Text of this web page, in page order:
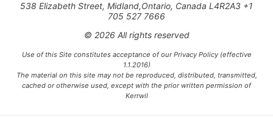
538 Elizabeth Street, Midland,Ontario, Canada L4R2A3 +1
705 527 7666
© 2026 All rights reserved
Use of this Site constitutes acceptance of our Privacy Policy (effective
1.1.2016)
The material on this site may not be reproduced, distributed, transmitted,
cached or otherwise used, except with the prior written permission of
Kerrwil